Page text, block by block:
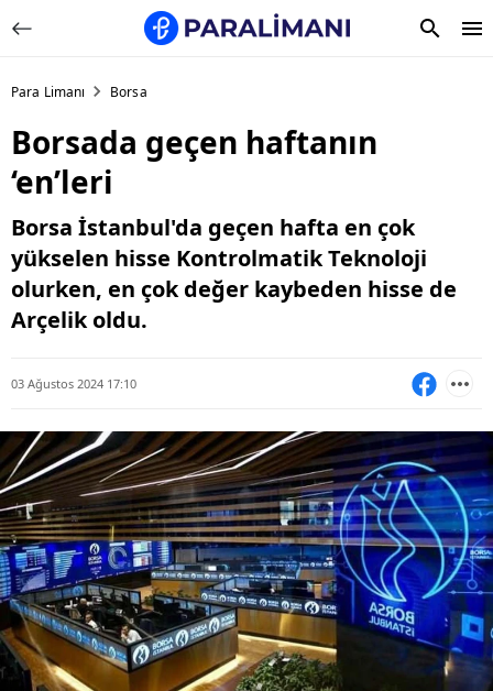
Para Limanı Borsa
Borsada geçen haftanın
‘en’leri
Borsa İstanbul'da geçen hafta en çok
yükselen hisse Kontrolmatik Teknoloji
olurken, en çok değer kaybeden hisse de
Arçelik oldu.
03 Ağustos 2024 17:10